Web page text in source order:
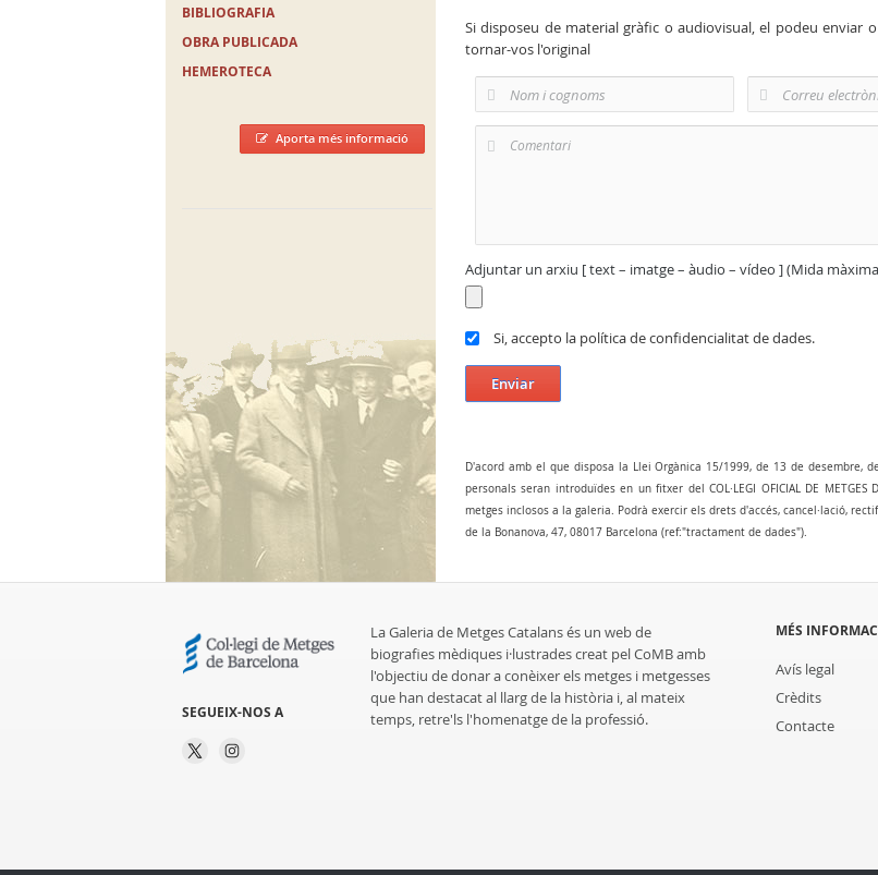
BIBLIOGRAFIA
OBRA PUBLICADA
HEMEROTECA
Aporta més informació
Si disposeu de material gràfic o audiovisual, el podeu enviar
tornar-vos l'original
Adjuntar un arxiu [ text – imatge – àudio – vídeo ] (Mida
Si, accepto la política de confidencialitat de dades.
Enviar
D'acord amb el que disposa la Llei Orgànica 15/1999, de 13 de desembre,
personals seran introduïdes en un fitxer del COL·LEGI OFICIAL DE
metges inclosos a la galeria. Podrà exercir els drets d'accés, cancel·lació,
de la Bonanova, 47, 08017 Barcelona (ref:"tractament de dades").
SEGUEIX-NOS A
La Galeria de Metges Catalans és un web de
biografies mèdiques i·lustrades creat pel CoMB amb
l'objectiu de donar a conèixer els metges i metgesses
que han destacat al llarg de la història i, al mateix
temps, retre'ls l'homenatge de la professió.
MÉS
Avís legal
Crèdits
Contacte